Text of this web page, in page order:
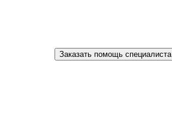
Заказать помощь специалиста